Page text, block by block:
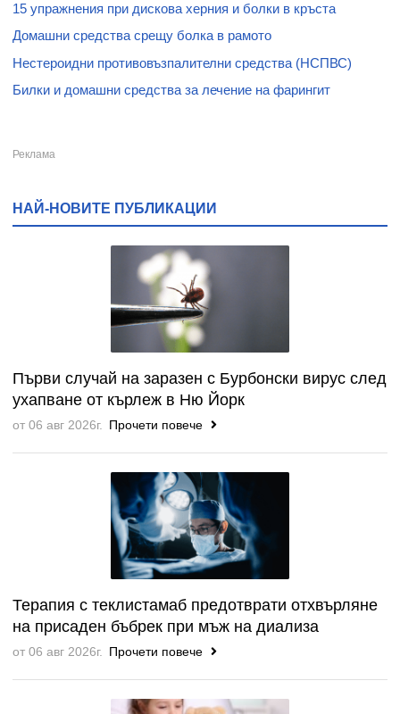
15 упражнения при дискова херния и болки в кръста
Домашни средства срещу болка в рамото
Нестероидни противовъзпалителни средства (НСПВС)
Билки и домашни средства за лечение на фарингит
НАЙ-НОВИТЕ ПУБЛИКАЦИИ
Първи случай на заразен с Бурбонски вирус след
ухапване от кърлеж в Ню Йорк
от 06 авг 2026г. Прочети повече
Терапия с теклистамаб предотврати отхвърляне
на присаден бъбрек при мъж на диализа
от 06 авг 2026г. Прочети повече